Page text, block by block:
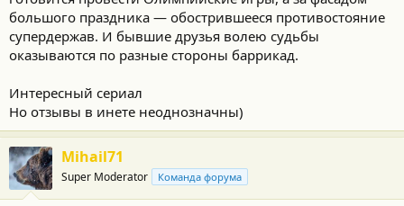
большого праздника — обострившееся противостояние
супердержав. И бывшие друзья волею судьбы
оказываются по разные стороны баррикад.
Интересный сериал
Но отзывы в инете неоднозначны)
Mihail71
Super Moderator Команда форума